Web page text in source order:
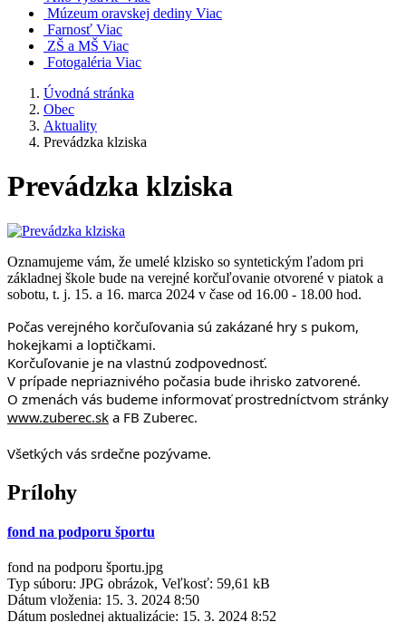
Múzeum oravskej dediny Viac
Farnosť Viac
ZŠ a MŠ Viac
Fotogaléria Viac
Úvodná stránka
Obec
Aktuality
Prevádzka klziska
Prevádzka klziska
Oznamujeme vám, že umelé klzisko so syntetickým ľadom pri
základnej škole bude na verejné korčuľovanie otvorené v piatok a
sobotu, t. j. 15. a 16. marca 2024 v čase od 16.00 - 18.00 hod.
Počas verejného korčuľovania sú zakázané hry s pukom,
hokejkami a loptičkami.
Korčuľovanie je na vlastnú zodpovednosť.
V prípade nepriaznivého počasia bude ihrisko zatvorené.
www.zuberec.sk a FB Zuberec.
Všetkých vás srdečne pozývame.
Prílohy
fond na podporu športu
fond na podporu športu.jpg
Typ súboru: JPG obrázok, Veľkosť: 59,61 kB
Dátum vloženia: 15. 3. 2024 8:50
Dátum poslednej aktualizácie: 15. 3. 2024 8:52